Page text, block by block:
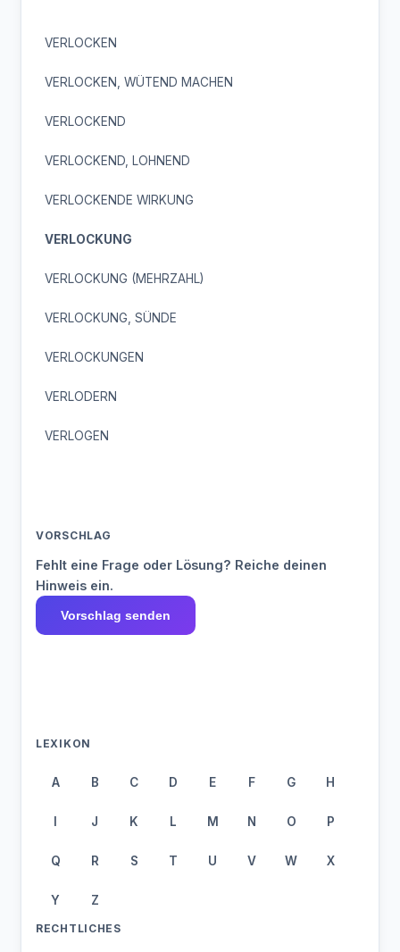
VERLOCKEN
VERLOCKEN, WÜTEND MACHEN
VERLOCKEND
VERLOCKEND, LOHNEND
VERLOCKENDE WIRKUNG
VERLOCKUNG
VERLOCKUNG (MEHRZAHL)
VERLOCKUNG, SÜNDE
VERLOCKUNGEN
VERLODERN
VERLOGEN
VORSCHLAG
Fehlt eine Frage oder Lösung? Reiche deinen
Hinweis ein.
Vorschlag senden
LEXIKON
A B C D E F G H
I J K L M N O P
Q R S T U V W X
Y Z
RECHTLICHES